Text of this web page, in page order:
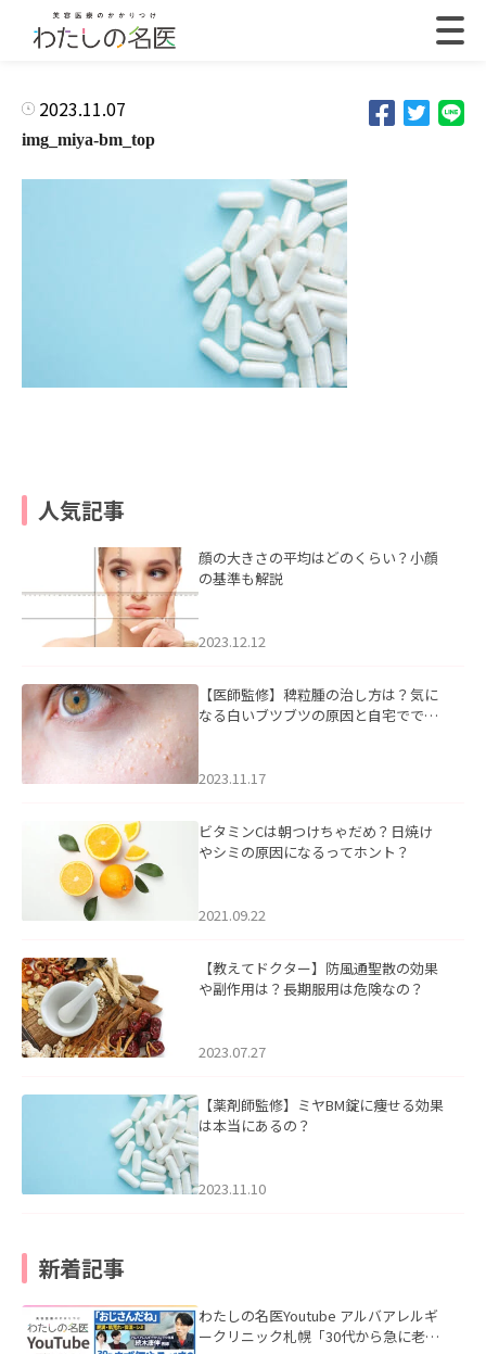
2023.11.07
img_miya-bm_top
人気記事
顔の大きさの平均はどのくらい？小顔
の基準も解説
2023.12.12
【医師監修】稗粒腫の治し方は？気に
なる白いブツブツの原因と自宅ででき
2023.11.17
ビタミンCは朝つけちゃだめ？日焼け
やシミの原因になるってホント？
2021.09.22
【教えてドクター】防風通聖散の効果
や副作用は？長期服用は危険なの？
2023.07.27
【薬剤師監修】ミヤBM錠に痩せる効果
は本当にあるの？
2023.11.10
新着記事
わたしの名医Youtube アルバアレルギ
ークリニック札幌「30代から急に老け